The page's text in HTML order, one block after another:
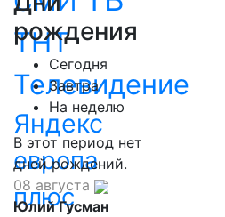
ТНТ
Телевидение
Яндекс
европа
плюс
рождения
Сегодня
Завтра
На неделю
В этот период нет
дней рождений.
08 августа
Юлий Гусман